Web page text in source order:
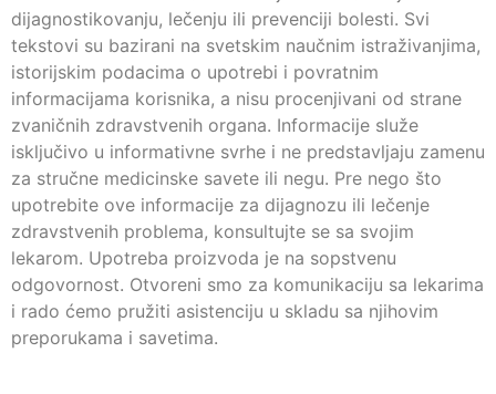
dijagnostikovanju, lečenju ili prevenciji bolesti. Svi
tekstovi su bazirani na svetskim naučnim istraživanjima,
istorijskim podacima o upotrebi i povratnim
informacijama korisnika, a nisu procenjivani od strane
zvaničnih zdravstvenih organa. Informacije služe
isključivo u informativne svrhe i ne predstavljaju zamenu
za stručne medicinske savete ili negu. Pre nego što
upotrebite ove informacije za dijagnozu ili lečenje
zdravstvenih problema, konsultujte se sa svojim
lekarom. Upotreba proizvoda je na sopstvenu
odgovornost. Otvoreni smo za komunikaciju sa lekarima
i rado ćemo pružiti asistenciju u skladu sa njihovim
preporukama i savetima.